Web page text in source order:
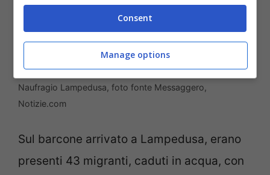
Naufragio Lampedusa, foto fonte Messaggero,
Notizie.com
Sul barcone arrivato a Lampedusa, erano
presenti 43 migranti, caduti in acqua, con
Consent
Manage options